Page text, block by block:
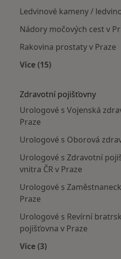
Ledvinové kameny /
Nádory močových cest v
Rakovina prostaty v Praze
Více (15)
Zdravotní pojišťovny
Urologové s Vojenská
Praze
Urologové s Oborová
Urologové s Zdravotní
vnitra ČR v Praze
Urologové s
Praze
Urologové s Revírní
pojišťovna v Praze
Více (3)